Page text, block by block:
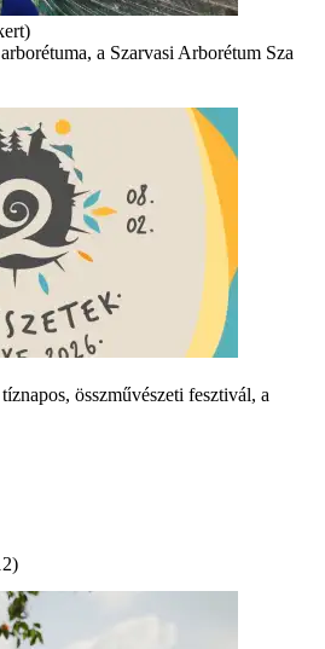
a Szarvasi Arborétum Sza
összművészeti fesztivál, a